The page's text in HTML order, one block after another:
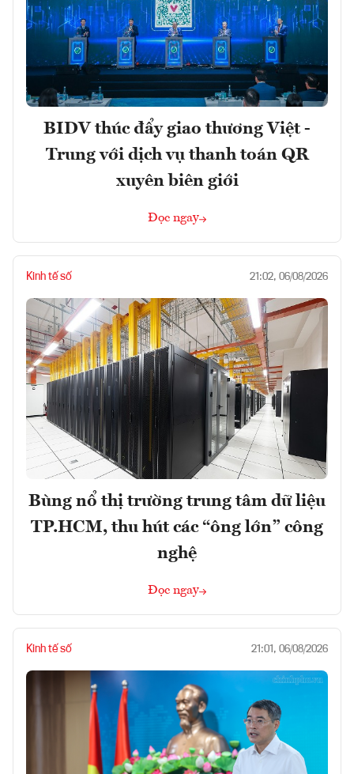
BIDV thúc đẩy giao thương Việt -
Trung với dịch vụ thanh toán QR
xuyên biên giới
Đọc ngay
Kinh tế số 21:02, 06/08/2026
Bùng nổ thị trường trung tâm dữ liệu
TP.HCM, thu hút các “ông lớn” công
nghệ
Đọc ngay
Kinh tế số 21:01, 06/08/2026